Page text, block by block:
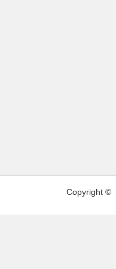
Copyright ©